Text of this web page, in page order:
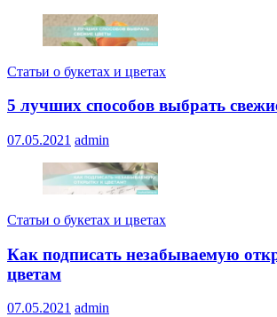
Статьи о букетах и цветах
5 лучших способов выбрать
07.05.2021 admin
Статьи о букетах и цветах
Как подписать незабываемую
цветам
07.05.2021 admin